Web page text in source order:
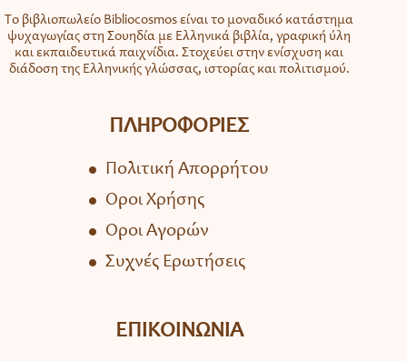
Το βιβλιοπωλείο Bibliocosmos είναι το μοναδικό κατάστημα
ψυχαγωγίας στη Σουηδία με Ελληνικά βιβλία, γραφική ύλη
και εκπαιδευτικά παιχνίδια. Στοχεύει στην ενίσχυση και
διάδοση της Ελληνικής γλώσσας, ιστορίας και πολιτισμού.
ΠΛΗΡΟΦΟΡΙΕΣ
Πολιτική Απορρήτου
Όροι Χρήσης
Όροι Αγορών
Συχνές Ερωτήσεις
ΕΠΙΚΟΙΝΩΝΙΑ